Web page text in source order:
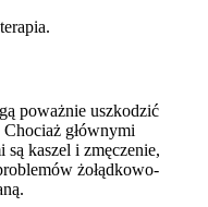
poważnie uszkodzić
Chociaż głównymi
kaszel i zmęczenie,
żołądkowo-